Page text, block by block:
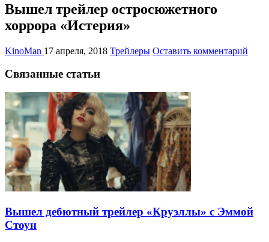
Вышел трейлер остросюжетного
хоррора «Истерия»
KinoMan 17 апреля, 2018 Трейлеры Оставить комментарий
Связанные статьи
Вышел дебютный трейлер «Круэллы» с Эммой
Стоун